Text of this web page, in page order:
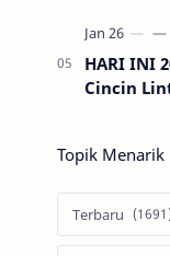
HARI INI
Cincin
Topik Menarik
Terbaru